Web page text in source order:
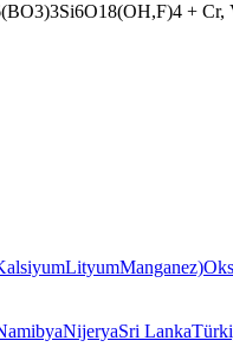
+ Cr,
LityumManganez)
NijeryaSri Lanka